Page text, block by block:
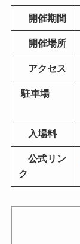
開催期間
開催場所
アクセス
駐車場
入場料
公式リン
ク